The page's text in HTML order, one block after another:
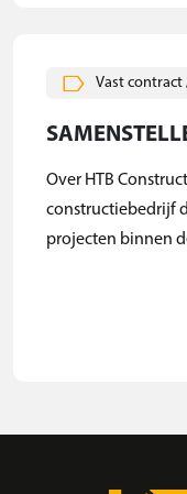
Vast contract
Over HTB
constructiebedrijf
projecten binnen